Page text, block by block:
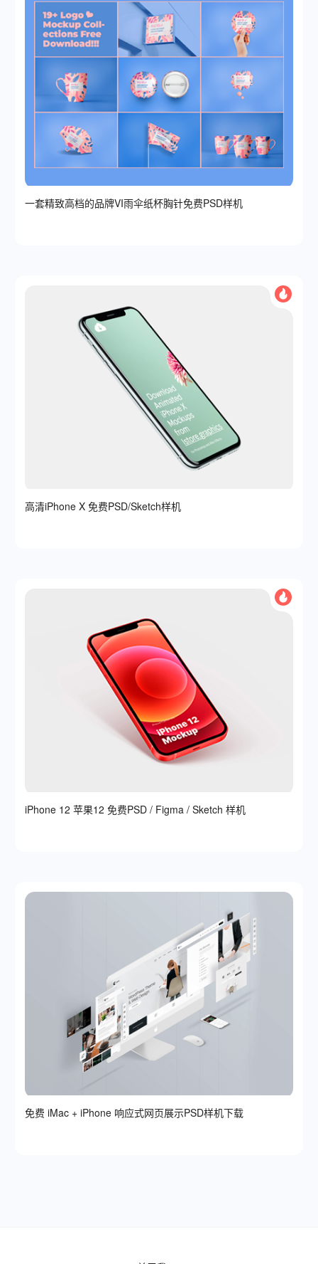
一套精致高档的品牌VI雨伞纸杯胸针免费PSD样机
高清iPhone X 免费PSD/Sketch样机
iPhone 12 苹果12 免费PSD / Figma / Sketch 样机
免费 iMac + iPhone 响应式网页展示PSD样机下载